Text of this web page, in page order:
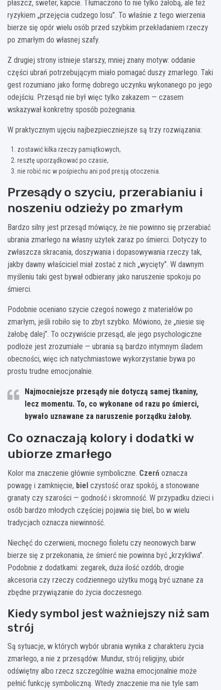
płaszcz, sweter, kapcie. Tłumaczono to nie tylko żałobą, ale też
ryzykiem „przejęcia cudzego losu”. To właśnie z tego wierzenia
bierze się opór wielu osób przed szybkim przekładaniem rzeczy
po zmarłym do własnej szafy.
Z drugiej strony istnieje starszy, mniej znany motyw: oddanie
części ubrań potrzebującym miało pomagać duszy zmarłego. Taki
gest rozumiano jako formę dobrego uczynku wykonanego po jego
odejściu. Przesąd nie był więc tylko zakazem — czasem
wskazywał konkretny sposób pożegnania.
W praktycznym ujęciu najbezpieczniejsze są trzy rozwiązania:
zostawić kilka rzeczy pamiątkowych,
resztę uporządkować po czasie,
nie robić nic w pośpiechu ani pod presją otoczenia.
Przesądy o szyciu, przerabianiu i
noszeniu odzieży po zmarłym
Bardzo silny jest przesąd mówiący, że nie powinno się przerabiać
ubrania zmarłego na własny użytek zaraz po śmierci. Dotyczy to
zwłaszcza skracania, doszywania i dopasowywania rzeczy tak,
jakby dawny właściciel miał zostać z nich „wycięty”. W dawnym
myśleniu taki gest bywał odbierany jako naruszenie spokoju po
śmierci.
Podobnie oceniano szycie czegoś nowego z materiałów po
zmarłym, jeśli robiło się to zbyt szybko. Mówiono, że „niesie się
żałobę dalej”. To oczywiście przesąd, ale jego psychologiczne
podłoże jest zrozumiałe — ubrania są bardzo intymnym śladem
obecności, więc ich natychmiastowe wykorzystanie bywa po
prostu trudne emocjonalnie.
Najmocniejsze przesądy nie dotyczą samej tkaniny,
lecz momentu. To, co wykonane od razu po śmierci,
bywało uznawane za naruszenie porządku żałoby.
Co oznaczają kolory i dodatki w
ubiorze zmarłego
Kolor ma znaczenie głównie symboliczne. Czerń oznacza
powagę i zamknięcie, biel czystość oraz spokój, a stonowane
granaty czy szarości — godność i skromność. W przypadku dzieci i
osób bardzo młodych częściej pojawia się biel, bo w wielu
tradycjach oznacza niewinność.
Niechęć do czerwieni, mocnego fioletu czy neonowych barw
bierze się z przekonania, że śmierć nie powinna być „krzykliwa”.
Podobnie z dodatkami: zegarek, duża ilość ozdób, drogie
akcesoria czy rzeczy codziennego użytku mogą być uznane za
zbędne przywiązanie do życia doczesnego.
Kiedy symbol jest ważniejszy niż sam
strój
Są sytuacje, w których wybór ubrania wynika z charakteru życia
zmarłego, a nie z przesądów. Mundur, strój religijny, ubiór
odświętny albo rzecz szczególnie ważna emocjonalnie może
pełnić funkcję symboliczną. Wtedy znaczenie ma nie tyle sam